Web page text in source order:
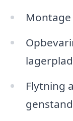
Flytning